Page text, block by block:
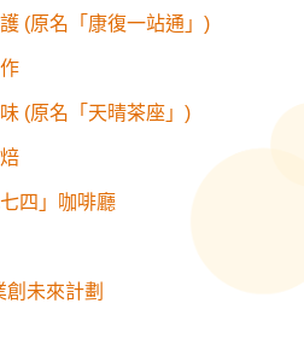
(原名「康復一站通」)
(原名「天晴茶座」)
七四」咖啡廳
未來計劃